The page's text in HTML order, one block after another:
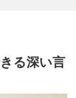
る深い言